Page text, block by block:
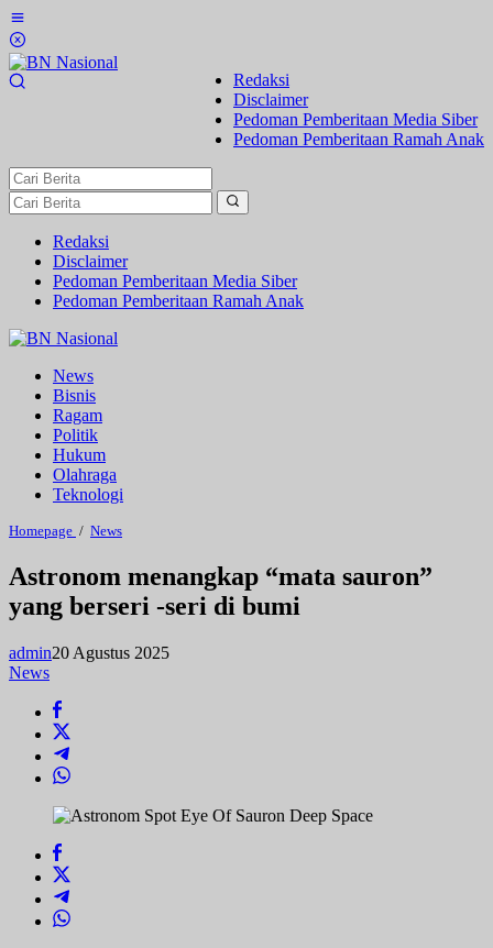
Lewati
ke
konten
Redaksi
Disclaimer
Pedoman Pemberitaan Media Siber
Pedoman Pemberitaan Ramah Anak
Redaksi
Disclaimer
Pedoman Pemberitaan Media Siber
Pedoman Pemberitaan Ramah Anak
News
Bisnis
Ragam
Politik
Hukum
Olahraga
Teknologi
Homepage / NewsAstronom
sauron"
yang
berseri
seri
Astronom menangkap “mata sauron”
yang berseri -seri di bumi
admin20 Agustus 2025
News